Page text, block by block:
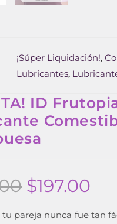
¡Súper Liquidación!,
Lubricantes,
ID
$197.00
pareja nunca fue tan